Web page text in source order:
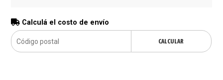
Calculá el costo de envío
CALCULAR